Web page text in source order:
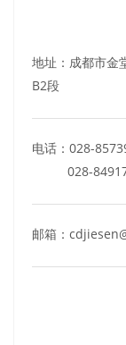
地址：成都市金
B2段
电话：028-
028-
邮箱：